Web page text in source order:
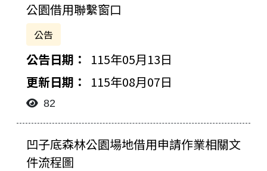
公園借用聯繫窗口
公告
115年05月13日
115年08月07日
82
凹子底森林公園場地借用申請作業相關文
件流程圖